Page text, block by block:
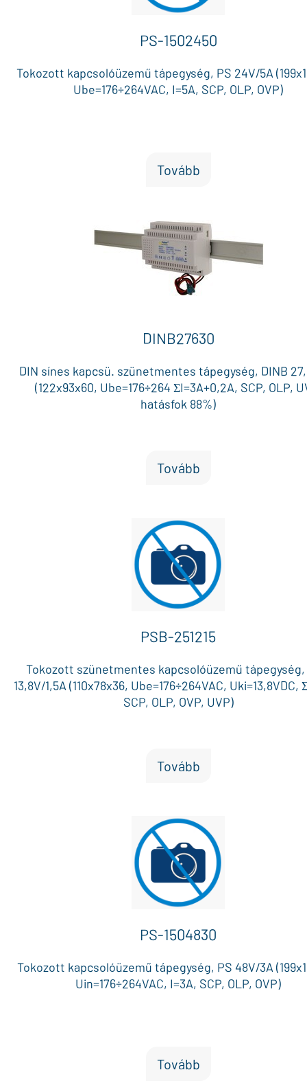
PS-1502450
Tokozott kapcsolóüzemű tápegység, PS 24V/5A
Ube=176÷264VAC, I=5A, SCP, OLP, OVP)
Tovább
DINB27630
DIN sínes kapcsü. szünetmentes tápegység, DINB
(122x93x60, Ube=176÷264 ΣI=3A+0,2A, SCP, OLP,
hatásfok 88%)
Tovább
PSB-251215
Tokozott szünetmentes kapcsolóüzemű tápegység,
13,8V/1,5A (110x78x36, Ube=176÷264VAC, Uki=13,8VDC,
SCP, OLP, OVP, UVP)
Tovább
PS-1504830
Tokozott kapcsolóüzemű tápegység, PS 48V/3A
Uin=176÷264VAC, I=3A, SCP, OLP, OVP)
Tovább